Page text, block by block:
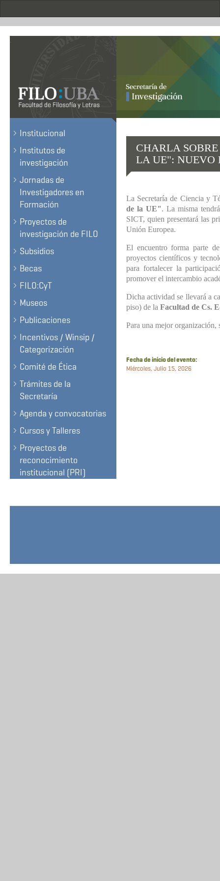
.
Institucional
Institutos de
investigación
Jornadas de
Investigadores en
Formación
Proyectos de
investigación de FILO
Subsidios
Becas
FILO:CyT
Museos
Publicaciones
Incentivos / Winsip /
Categorización
Comité de Ética
Trámites de la
Secretaría
Agenda y convocatorias
Cursos y Talleres
Proyectos de
reconocimiento
institucional (PRI)
CHARLA
LA UE": NUEVO
La Secretaría de Ciencia y
de la UE". La misma
SICT, quien presentará las
Unión Europea.
El encuentro forma parte
proyectos científicos y
para fortalecer la
promover el intercambio
Dicha actividad se llevará a
piso) de la Facultad de Cs.
Para una mejor
Fecha de inicio del evento:
Miércoles, Julio 15, 2026